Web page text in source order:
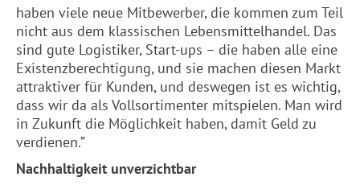
haben viele neue Mitbewerber, die kommen zum Teil
nicht aus dem klassischen Lebensmittelhandel. Das
sind gute Logistiker, Start-ups – die haben alle eine
Existenzberechtigung, und sie machen diesen Markt
attraktiver für Kunden, und deswegen ist es wichtig,
dass wir da als Vollsortimenter mitspielen. Man wird
in Zukunft die Möglichkeit haben, damit Geld zu
verdienen.”
Nachhaltigkeit unverzichtbar